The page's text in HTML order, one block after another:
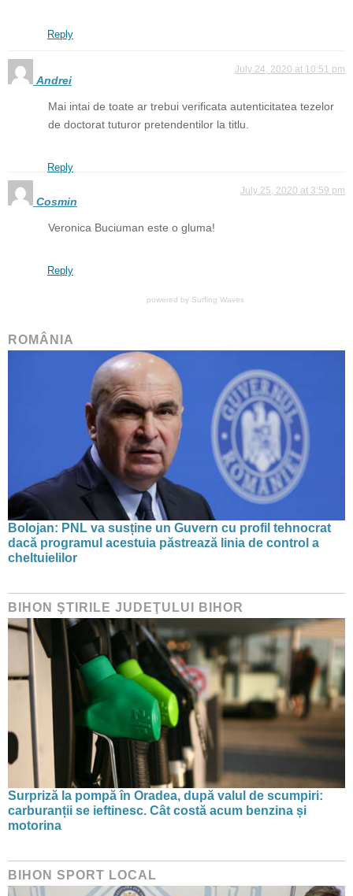
Reply
Andrei
July 24, 2020 at 10:51 pm
Mai intai de toate ar trebui verificata autenticitatea tezelor
de doctorat tuturor pretendentilor la titlu.
Reply
Cosmin
July 25, 2020 at 3:59 pm
Veronica Buciuman este o gluma!
Reply
powered by Surfing Waves
ROMÂNIA
Bolojan: PNL va susține un Guvern cu profil tehnocrat
dacă programul acestuia păstrează linia de control a
cheltuielilor
BIHON ŞTIRILE JUDEŢULUI BIHOR
Surpriză la pompă în Oradea, după valul de scumpiri:
carburanții se ieftinesc. Cât costă acum benzina și
motorina
BIHON SPORT LOCAL